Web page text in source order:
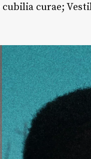
curae;